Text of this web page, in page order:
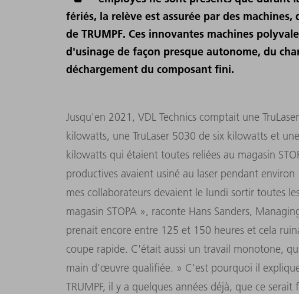
fériés, la relève est assurée par des machines,
de TRUMPF. Ces innovantes machines
d'usinage de façon presque autonome, du
déchargement du composant fini.
Jusqu'en 2021, VDL Technics comptait une
kilowatts, une TruLaser 5030 de six kilowatts et
kilowatts qui étaient toutes reliées au magasin
productives avaient usiné au laser pendant
mes collaborateurs devaient le lundi sortir toutes
magasin STOPA », raconte Hans Sanders,
prenait encore entre 125 et 150 heures et cela
coupe rapide. C'était aussi un travail monotone,
main d'œuvre qualifiée. » C'est pourquoi il
TRUMPF, il y a quelques années déjà, que ce